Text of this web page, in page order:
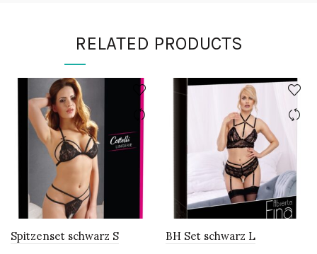
RELATED PRODUCTS
Spitzenset schwarz S
BH Set schwarz L